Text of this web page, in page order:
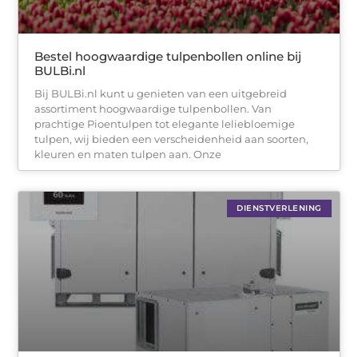
Bestel hoogwaardige tulpenbollen online bij
BULBi.nl
Bij BULBi.nl kunt u genieten van een uitgebreid
assortiment hoogwaardige tulpenbollen. Van
prachtige Pioentulpen tot elegante leliebloemige
tulpen, wij bieden een verscheidenheid aan soorten,
kleuren en maten tulpen aan. Onze
DIENSTVERLENING